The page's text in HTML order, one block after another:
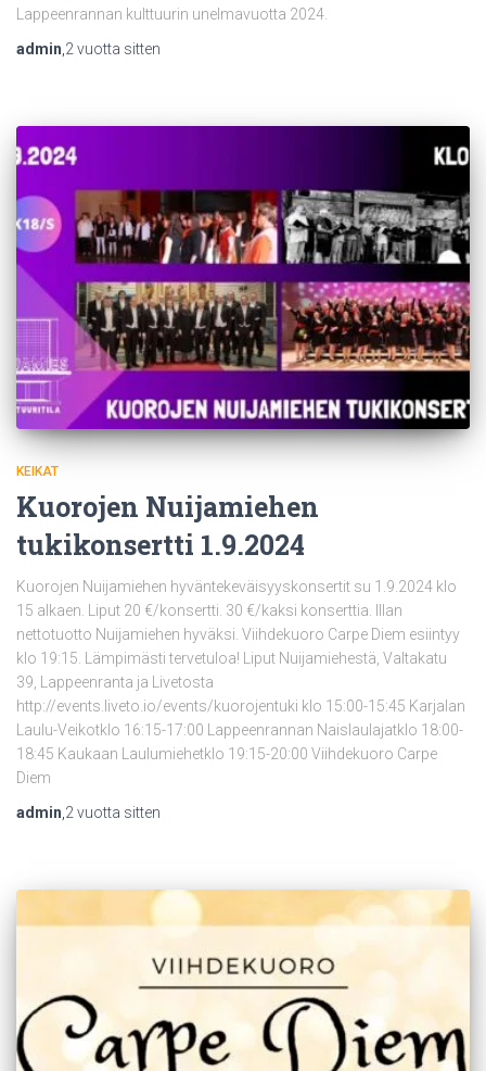
Lappeenrannan kulttuurin unelmavuotta 2024.
admin 2 vuotta sitten
KEIKAT
Kuorojen Nuijamiehen
tukikonsertti 1.9.2024
Kuorojen Nuijamiehen hyväntekeväisyyskonsertit su 1.9.2024 klo
15 alkaen. Liput 20 €/konsertti. 30 €/kaksi konserttia. Illan
nettotuotto Nuijamiehen hyväksi. Viihdekuoro Carpe Diem esiintyy
klo 19:15. Lämpimästi tervetuloa! Liput Nuijamiehestä, Valtakatu
39, Lappeenranta ja Livetosta
http://events.liveto.io/events/kuorojentuki klo 15:00-15:45 Karjalan
Laulu-Veikotklo 16:15-17:00 Lappeenrannan Naislaulajatklo 18:00-
18:45 Kaukaan Laulumiehetklo 19:15-20:00 Viihdekuoro Carpe
Diem
admin 2 vuotta sitten